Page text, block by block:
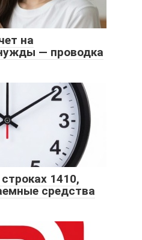
на
— проводка
1410,
средства